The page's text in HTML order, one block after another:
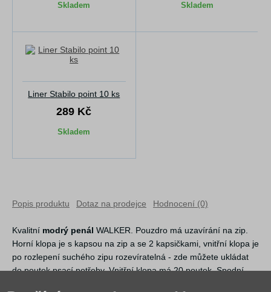
Skladem Skladem
Liner Stabilo point 10 ks
289 Kč
Skladem
Popis produktu Dotaz na prodejce Hodnocení (0)
Kvalitní modrý penál WALKER. Pouzdro má uzavírání na zip.
Horní klopa je s kapsou na zip a se 2 kapsičkami, vnitřní klopa je
po rozlepení suchého zipu rozevíratelná - zde můžete ukládat
do poutek psací potřeby. Vnitřní klopa má 20 poutek. Spodní